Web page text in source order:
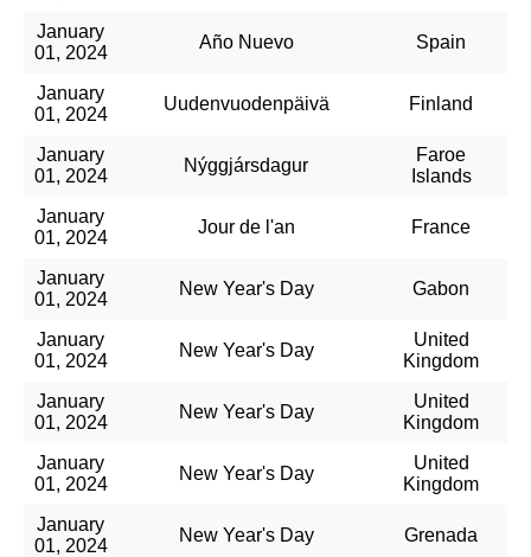
January
01, 2024
Año Nuevo Spain
January
01, 2024
Uudenvuodenpäivä Finland
January
01, 2024
Nýggjársdagur
Faroe
Islands
January
01, 2024
Jour de l'an France
January
01, 2024
New Year's Day Gabon
January
01, 2024
New Year's Day
United
Kingdom
January
01, 2024
New Year's Day
United
Kingdom
January
01, 2024
New Year's Day
United
Kingdom
January
01, 2024
New Year's Day Grenada